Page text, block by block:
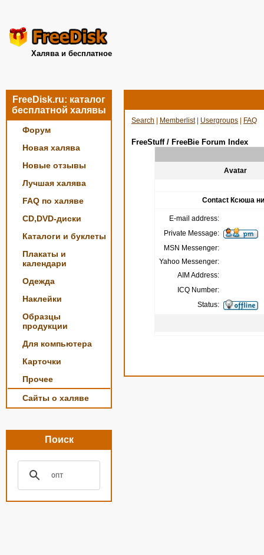
Халява и бесплатное
FreeDisk.ru: каталог
бесплатной халявы
Форум
Новая халява
Новые отзывы
Лучшая халява
FAQ по халяве
CD,DVD-диски
Каталоги и буклеты
Плакаты и
календари
Одежда
Наклейки
Образцы
продукции
Для компьютера
Карточки
Прочее
Сайты о халяве
Поиск
Search Memberlist| Usergroups FAQ
FreeStuff / FreeBie Forum Index
Avatar
Contact Ксюша
E-mail address:
Private Message:
MSN Messenger:
Yahoo Messenger:
AIM Address:
ICQ Number:
Status: